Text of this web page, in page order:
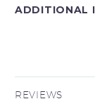
ADDITIONAL
REVIEWS